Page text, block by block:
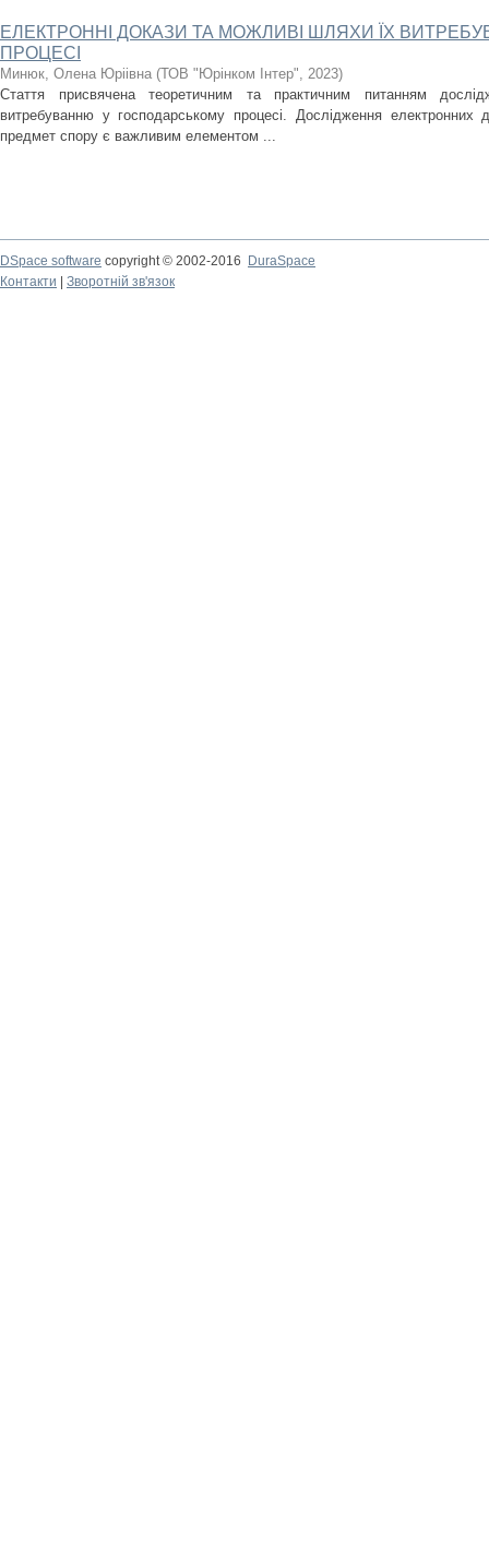
ЕЛЕКТРОННІ ДОКАЗИ ТА МОЖЛИВІ ШЛЯХИ ЇХ
ПРОЦЕСІ
Минюк, Олена Юріівна (ТОВ "Юрінком Інтер", 2023)
Стаття присвячена теоретичним та практичним питанням
витребуванню у господарському процесі. Дослідження електронних
предмет спору є важливим елементом ...
DSpace software copyright © 2002-2016
DuraSpace
Контакти
Зворотній зв'язок